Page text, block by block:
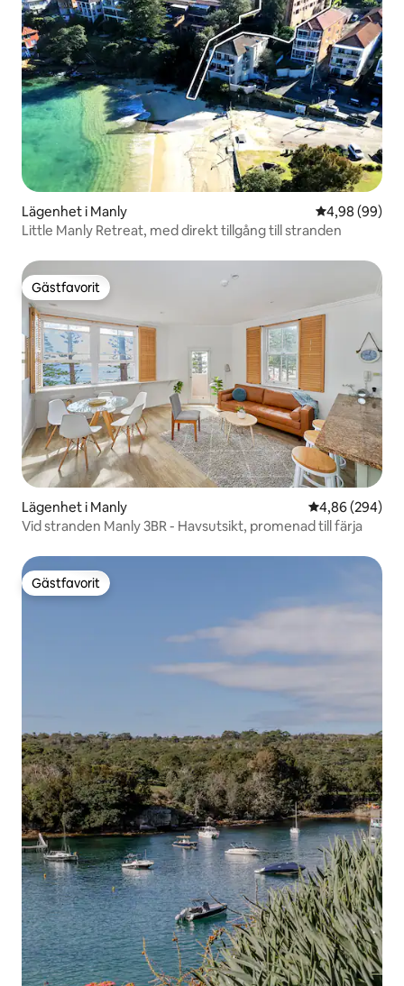
Lägenhet i Manly 4,98 av 5 i
4,98 (99)
Little Manly Retreat, med direkt tillgång till stranden
Gästfavorit
Gästfavorit
Lägenhet i Manly 4,86 av 5 i
4,86 (294)
Vid stranden Manly 3BR - Havsutsikt, promenad till färja
Gästfavorit
Gästfavorit